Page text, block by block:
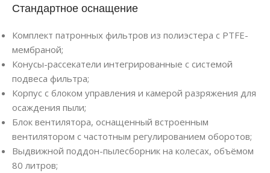
Стандартное оснащение
Комплект патронных фильтров из полиэстера с PTFE-
мембраной;
Конусы-рассекатели интегрированные с системой
подвеса фильтра;
Корпус с блоком управления и камерой разряжения для
осаждения пыли;
Блок вентилятора, оснащенный встроенным
вентилятором с частотным регулированием оборотов;
Выдвижной поддон-пылесборник на колесах, объёмом
80 литров;